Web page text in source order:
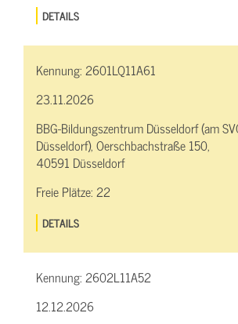
DETAILS
Kennung:2601LQ11A61
23.11.2026
BBG-Bildungszentrum Düsseldorf (am
Düsseldorf), Oerschbachstraße 150,
40591 Düsseldorf
Freie Plätze:22
DETAILS
Kennung:2602L11A52
12.12.2026